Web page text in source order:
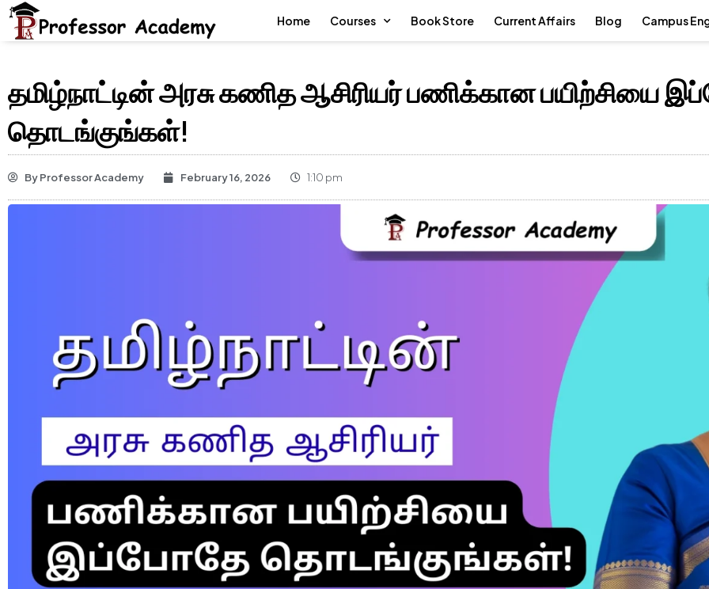
Home Courses Book Store Current Affairs Blog Campus
தமிழ்நாட்டின் அரசு கணித ஆசிரியர் பணிக்கான பயிற்சியை
தொடங்குங்கள்!
ByProfessor Academy February 16, 2026 1:10 pm